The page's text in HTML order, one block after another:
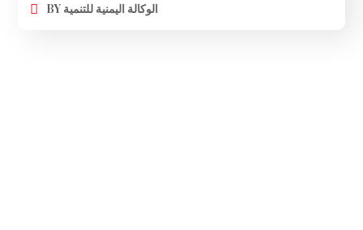
BY الوكالة اليمنية للتنمية